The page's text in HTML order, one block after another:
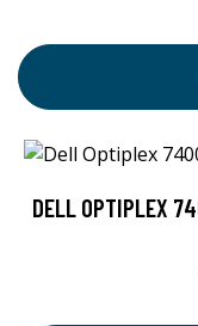
DELL OPTIPLEX